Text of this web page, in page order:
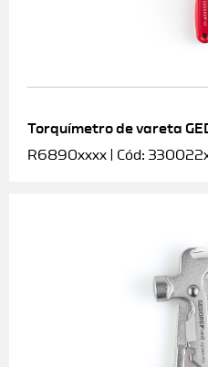
Torquímetro de vareta
R6890xxxx | Cód: